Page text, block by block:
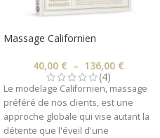
Massage Californien
40,00 € – 136,00 €
(4)
Le modelage Californien, massage
préféré de nos clients, est une
approche globale qui vise autant la
détente que l'éveil d'une